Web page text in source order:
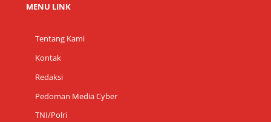
MENU LINK
Tentang Kami
Kontak
Redaksi
Pedoman Media Cyber
TNI/Polri